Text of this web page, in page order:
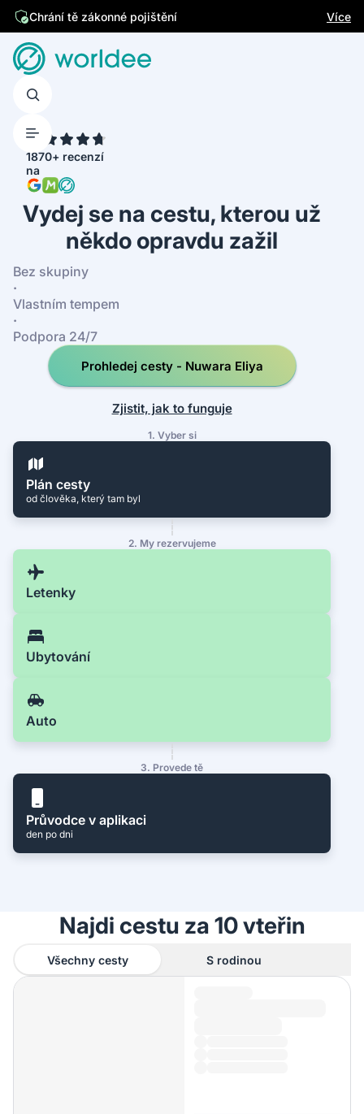
Chrání tě zákonné pojištění
Jsme česká firma
Více
1870+ recenzí
na
Vydej se na cestu, kterou už
někdo opravdu zažil
Bez skupiny
·
Vlastním tempem
·
Podpora 24/7
Prohledej cesty - Nuwara Eliya
Zjistit, jak to funguje
1. Vyber si
Plán cesty
od člověka, který tam byl
2. My rezervujeme
Letenky
Ubytování
Auto
3. Provede tě
Průvodce v aplikaci
den po dni
Najdi cestu za 10 vteřin
Všechny cesty S rodinou